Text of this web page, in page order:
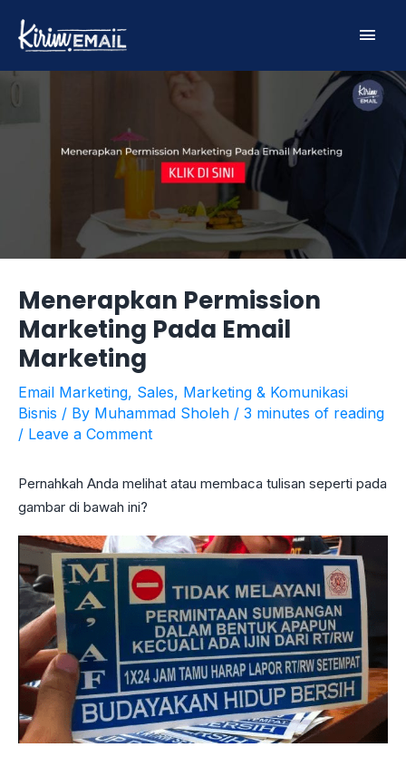
content
Main
Menerapkan Permission
Marketing Pada Email
Marketing
Email Marketing, Sales, Marketing & Komunikasi
Bisnis / By Muhammad Sholeh / 3 minutes of reading
/ Leave a Comment
Pernahkah Anda melihat atau membaca tulisan seperti pada
gambar di bawah ini?